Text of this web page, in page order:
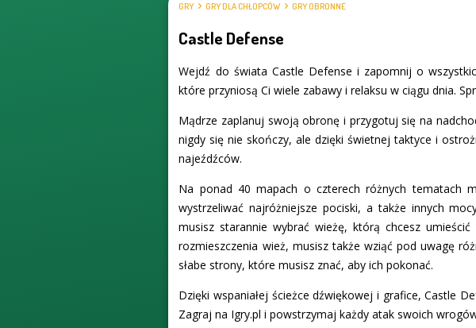
GRY GRY DLA CHŁOPCÓW GRY OBRONNE
Castle Defense
Wejdź do świata Castle Defense i zapomnij o
które przyniosą Ci wiele zabawy i relaksu w ciągu dnia.
Mądrze zaplanuj swoją obronę i przygotuj się na
nigdy się nie skończy, ale dzięki świetnej taktyce i
najeźdźców.
Na ponad 40 mapach o czterech różnych tematach
wystrzeliwać najróżniejsze pociski, a także innych
musisz starannie wybrać wieżę, którą chcesz
rozmieszczenia wież, musisz także wziąć pod uwagę
słabe strony, które musisz znać, aby ich pokonać.
Dzięki wspaniałej ścieżce dźwiękowej i grafice, Castle
Zagraj na Igry.pl i powstrzymaj każdy atak swoich